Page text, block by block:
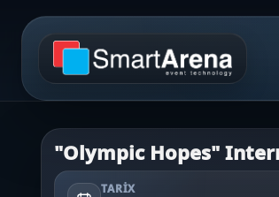
"Olympic Hopes"
TARIX